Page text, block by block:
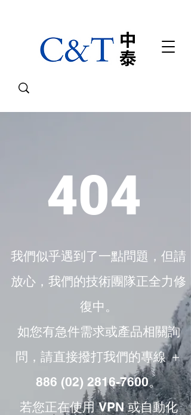
404
我們似乎遇到了一點問題，但請
放心，我們的技術團隊正全力修
復中。
如您有急件需求或產品相關詢
問，請直接撥打我們的專線 ＋
886 (02) 2816-7600。
若您正在使用 VPN 或自動化